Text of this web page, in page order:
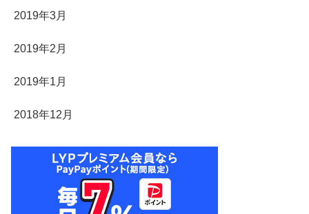
2019年3月
2019年2月
2019年1月
2018年12月